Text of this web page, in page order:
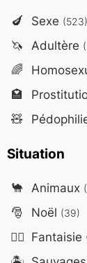
🍆 Sexe (523)
🦄 Adultère
🌈
🏩
🧸
Situation
🐪 Animaux
🎅 Noël (39)
🧙‍♂️ Fantaisie